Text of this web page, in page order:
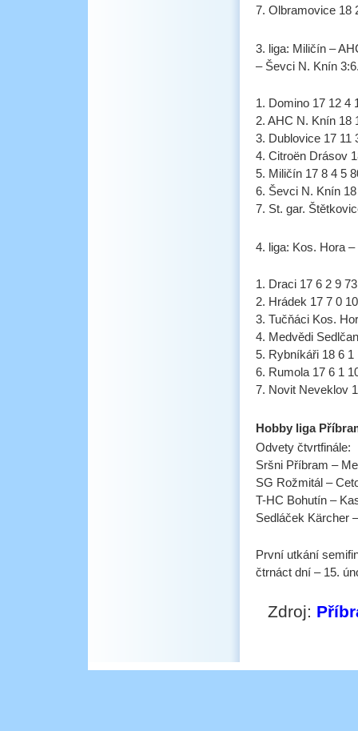
7. Olbramovice 18
3. liga: Miličín –
– Ševci N. Knín
1. Domino 17 12 4
2. AHC N. Knín 18
3. Dublovice 17 11
4. Citroën Drásov
5. Miličín 17 8 4 5
6. Ševci N. Knín
7. St. gar.
4. liga: Kos. Hora
1. Draci 17 6 2 9
2. Hrádek 17 7 0
3. Tučňáci Kos.
4. Medvědi
5. Rybníkáři 18 6 1
6. Rumola 17 6 1
7. Novit Neveklov
Hobby liga
Odvety čtvrtfinále:
Sršni Příbram –
SG Rožmitál –
T-HC Bohutín –
Sedláček Kärcher
První utkání
čtrnáct dní – 15.
Zdroj: